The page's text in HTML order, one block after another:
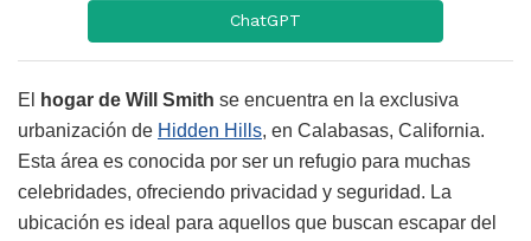
ChatGPT
El hogar de Will Smith se encuentra en la exclusiva
urbanización de Hidden Hills, en Calabasas, California.
Esta área es conocida por ser un refugio para muchas
celebridades, ofreciendo privacidad y seguridad. La
ubicación es ideal para aquellos que buscan escapar del